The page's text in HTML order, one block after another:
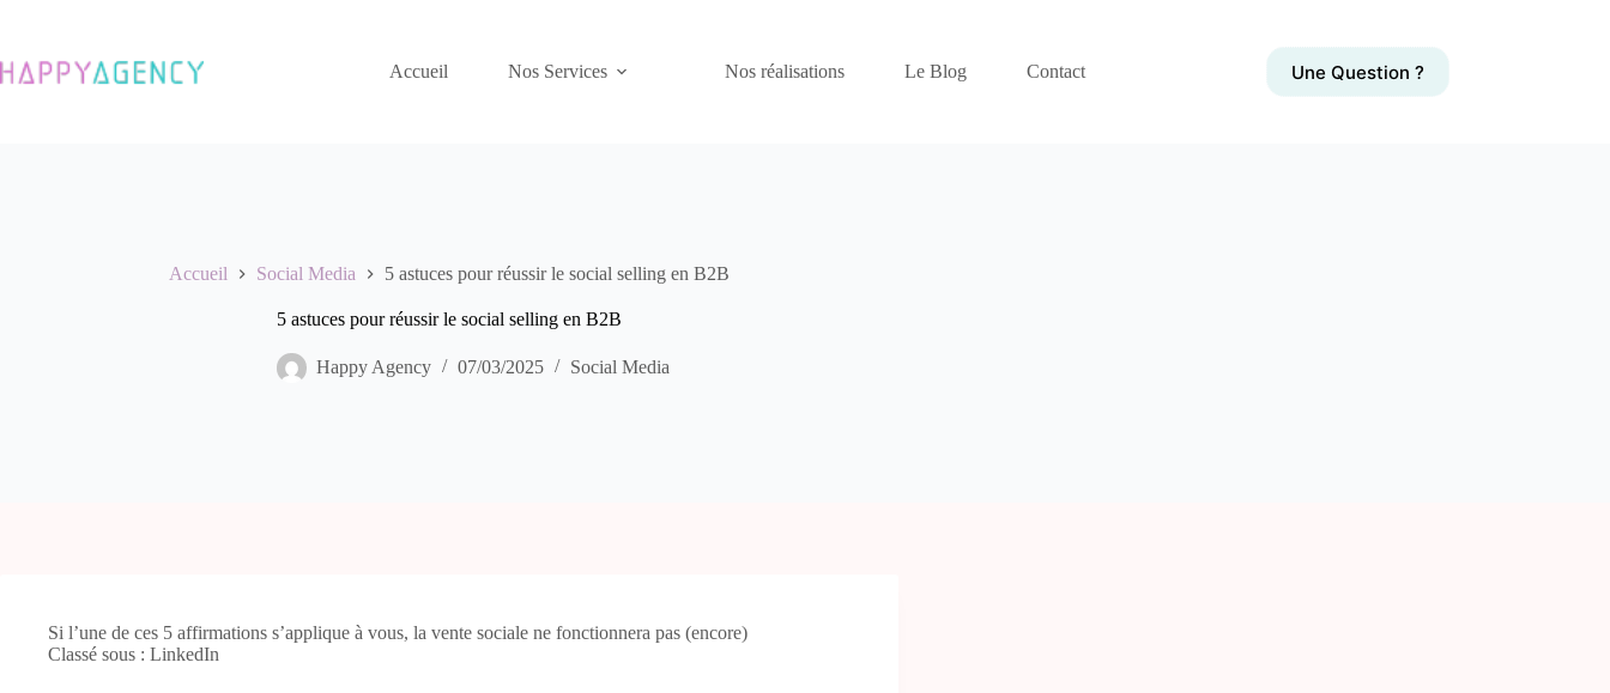
Accueil
Nos Services Nos réalisations Le Blog Contact Une Question ?
Accueil Social Media 5 astuces pour réussir le social selling en B2B
5 astuces pour réussir le social selling en B2B
Happy Agency 07/03/2025 Social Media
Si l’une de ces 5 affirmations s’applique à vous, la vente sociale ne fonctionnera pas (encore)
Classé sous : LinkedIn